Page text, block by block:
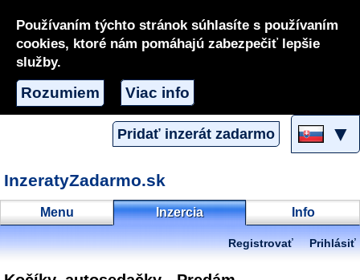
Používaním týchto stránok súhlasíte s používaním
cookies, ktoré nám pomáhajú zabezpečiť lepšie
služby.
Rozumiem Viac info
Pridať inzerát zadarmo ▼
InzeratyZadarmo.sk
Menu Inzercia Info
Registrovať Prihlásiť